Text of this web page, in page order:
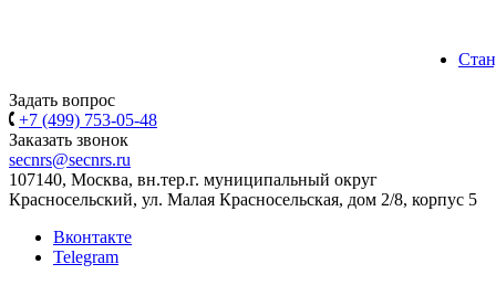
Задать вопрос
+7 (499) 753-05-48
Заказать звонок
secnrs@secnrs.ru
107140, Москва, вн.тер.г. муниципальный округ
Красносельский, ул. Малая Красносельская, дом 2/8, корпус 5
Вконтакте
Telegram